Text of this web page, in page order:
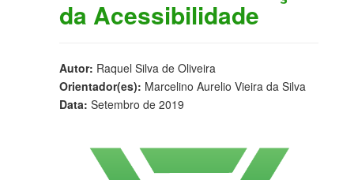
da Acessibilidade
Autor: Raquel Silva de Oliveira
Orientador(es): Marcelino Aurelio Vieira da Silva
Data: Setembro de 2019